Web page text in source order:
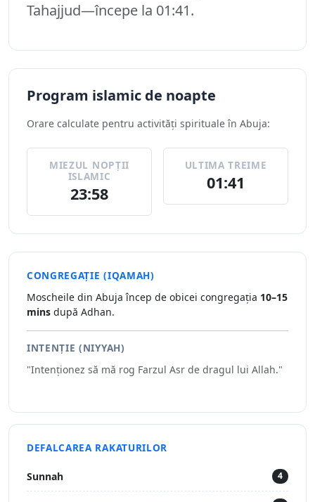
Tahajjud—începe la 01:41.
Program islamic de noapte
Orare calculate pentru activități spirituale în Abuja:
MIEZUL NOPȚII
ISLAMIC
23:58
ULTIMA TREIME
01:41
CONGREGAȚIE (IQAMAH)
Moscheile din Abuja încep de obicei congregația 10–15
mins după Adhan.
INTENȚIE (NIYYAH)
"Intenționez să mă rog Farzul Asr de dragul lui Allah."
DEFALCAREA RAKATURILOR
Sunnah 4